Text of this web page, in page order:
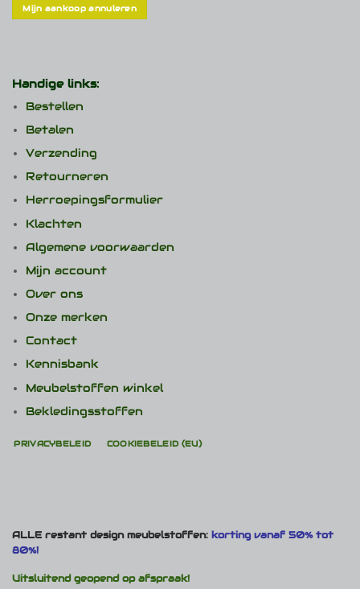
Mijn aankoop annuleren
Handige links:
Bestellen
Betalen
Verzending
Retourneren
Herroepingsformulier
Klachten
Algemene voorwaarden
Mijn account
Over ons
Onze merken
Contact
Kennisbank
Meubelstoffen winkel
Bekledingsstoffen
PRIVACYBELEID COOKIEBELEID (EU)
ALLE restant design meubelstoffen: korting vanaf 50% tot
80%!
Uitsluitend geopend op afspraak!